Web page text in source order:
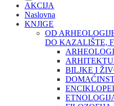
AKCIJA
Naslovna
KNJIGE
OD
DO KAZALIŠTE,
BILJKE I